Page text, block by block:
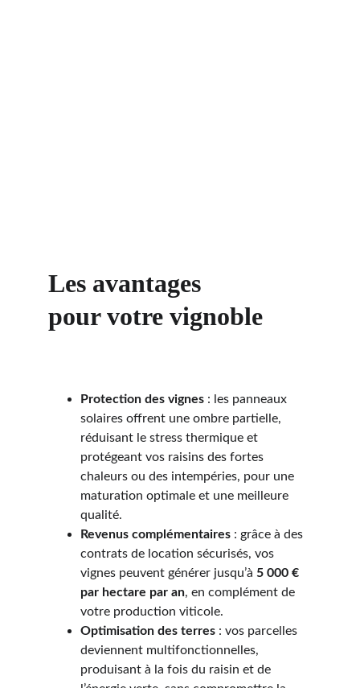
Les avantages
pour votre vignoble
Protection des vignes : les panneaux
solaires offrent une ombre partielle,
réduisant le stress thermique et
protégeant vos raisins des fortes
chaleurs ou des intempéries, pour une
maturation optimale et une meilleure
qualité.
Revenus complémentaires : grâce à des
contrats de location sécurisés, vos
vignes peuvent générer jusqu’à 5 000 €
par hectare par an, en complément de
votre production viticole.
Optimisation des terres : vos parcelles
deviennent multifonctionnelles,
produisant à la fois du raisin et de